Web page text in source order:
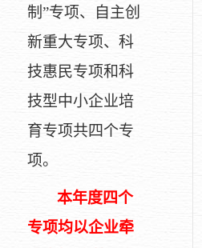
制”专项、自主创
新重大专项、科
技惠民专项和科
技型中小企业培
育专项共四个专
项。
本年度四个
专项均以企业牵